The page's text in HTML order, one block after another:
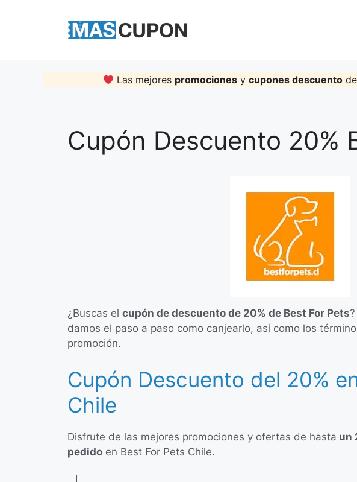
Las mejores promociones y cupones descuento de
Cupón Descuento 20%
¿Buscas el cupón de descuento de 20% de Best For Pets
damos el paso a paso como canjearlo, así como los
promoción.
Cupón Descuento del 20%
Chile
Disfrute de las mejores promociones y ofertas de hasta un
pedido en Best For Pets Chile.